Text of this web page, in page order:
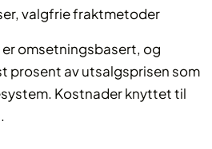
valgfrie fraktmetoder
omsetningsbasert, og
prosent av utsalgsprisen som
Kostnader knyttet til